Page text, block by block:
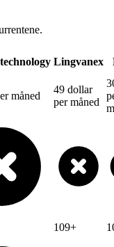
Lingvanex
måned
49 dollar
per måned
109+